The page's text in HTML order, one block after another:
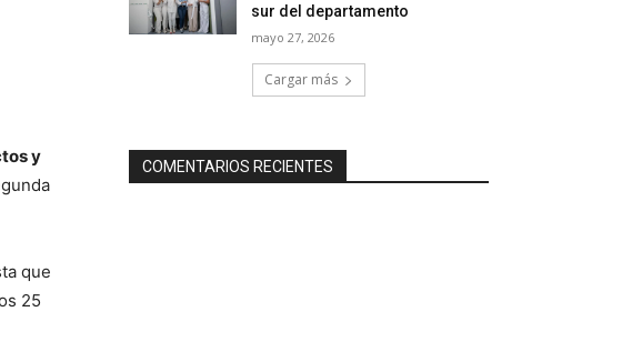
y
que
25
sur del departamento
mayo 27, 2026
Cargar más
COMENTARIOS RECIENTES